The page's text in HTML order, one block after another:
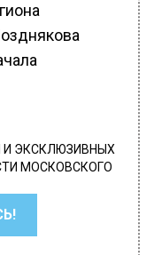
ЭКСКЛЮЗИВНЫХ
МОСКОВСКОГО